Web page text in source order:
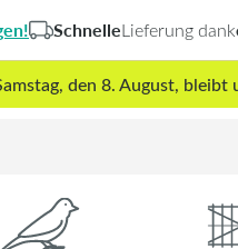
SchnelleLieferung dank
den 8. August, bleibt